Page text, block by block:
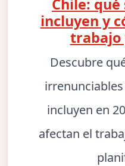
Chile:
incluyen y
trabajo
Descubre
incluyen en
afectan el